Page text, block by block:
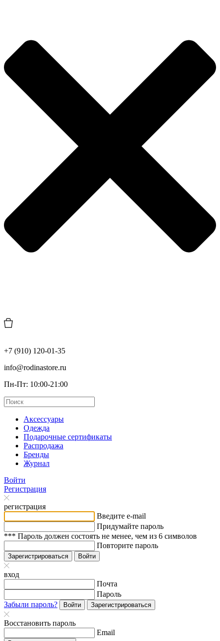
+7 (910) 120-01-35
info@rodinastore.ru
Пн-Пт: 10:00-21:00
Аксессуары
Одежда
Подарочные сертификаты
Распродажа
Бренды
Журнал
Войти
Регистрация
регистрация
Введите e-mail
Придумайте пароль
*** Пароль должен состоять не менее, чем из 6 символов
Повторите пароль
Зарегистрироваться Войти
вход
Почта
Пароль
Забыли пароль?
Войти Зарегистрироваться
Восстановить пароль
Email